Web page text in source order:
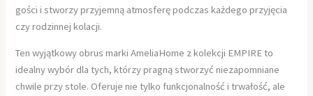
gości i stworzy przyjemną atmosferę podczas każdego przyjęcia
czy rodzinnej kolacji.
Ten wyjątkowy obrus marki AmeliaHome z kolekcji EMPIRE to
idealny wybór dla tych, którzy pragną stworzyć niezapomniane
chwile przy stole. Oferuje nie tylko funkcjonalność i trwałość, ale